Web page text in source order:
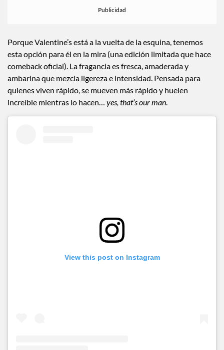
Porque Valentine’s está a la vuelta de la esquina, tenemos
esta opción para él en la mira (una edición limitada que hace
comeback oficial). La fragancia es fresca, amaderada y
ambarina que mezcla ligereza e intensidad. Pensada para
quienes viven rápido, se mueven más rápido y huelen
increíble mientras lo hacen… yes, that’s our man.
View this post on Instagram